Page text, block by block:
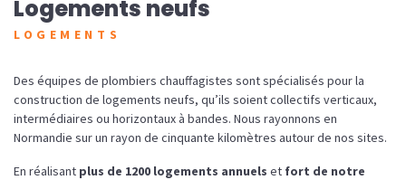
Logements neufs
LOGEMENTS
Des équipes de plombiers chauffagistes sont spécialisés pour la
construction de logements neufs, qu’ils soient collectifs verticaux,
intermédiaires ou horizontaux à bandes. Nous rayonnons en
Normandie sur un rayon de cinquante kilomètres autour de nos sites.
En réalisant plus de 1200 logements annuels et fort de notre